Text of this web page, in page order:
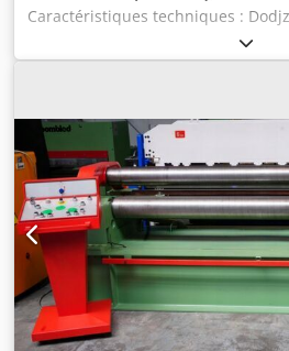
Caractéristiques techniques :
Longueur de travail : 2550 mm
maximale pour le plus petit
de pliage à partir d’un diamètre
Palier basculant hydraulique
Guide de pliage latéral Dispositif
Affichage numérique Dimensions
hauteur) : environ 4200 x 1500 x
10 tonnes État : État général très
vendeur ne saurait être tenu
frappe ou de transmission de
machine, tant sur le plan
termes d’usure, est conforme à
d’occasion sont vendues sans